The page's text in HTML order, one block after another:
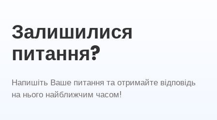
Залишилися
питання?
Напишіть Ваше питання та отримайте відповідь
на нього найближчим часом!